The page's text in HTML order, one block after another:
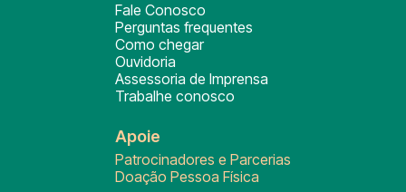
Fale Conosco
Perguntas frequentes
Como chegar
Ouvidoria
Assessoria de Imprensa
Trabalhe conosco
Apoie
Patrocinadores e Parcerias
Doação Pessoa Física